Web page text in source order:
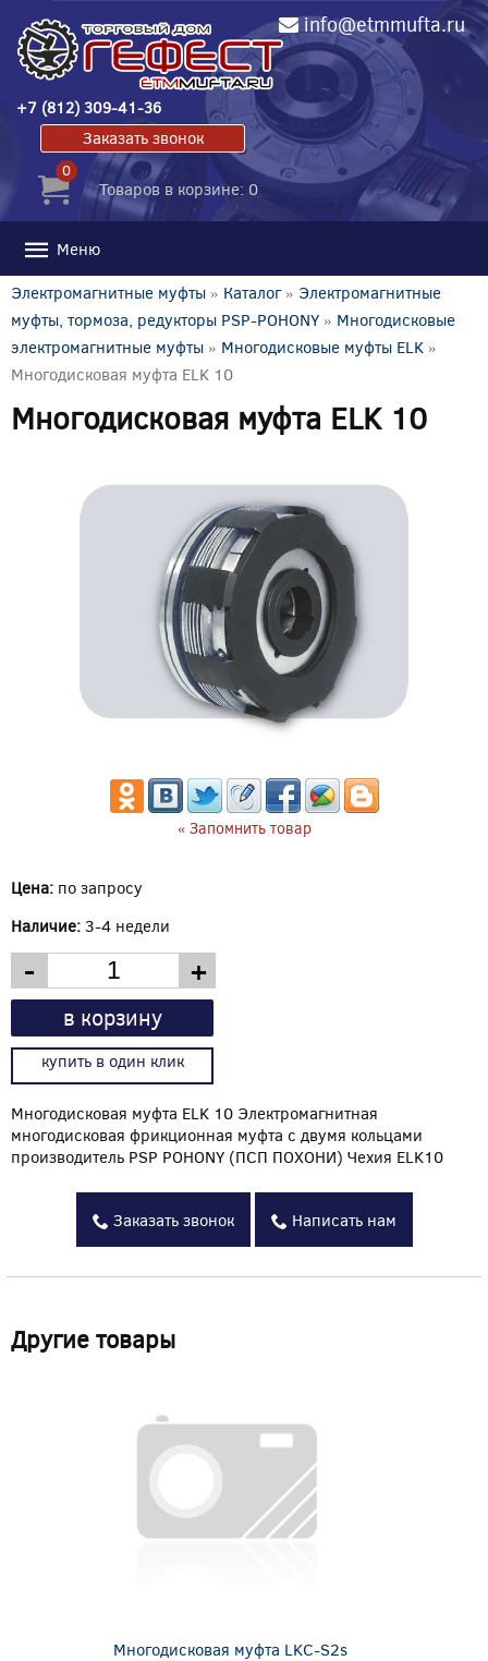
info@etmmufta.ru
+7 (812) 309-41-36
Заказать звонок
0
Товаров в корзине: 0
Меню
Электромагнитные муфты » Каталог» Электромагнитные
муфты, тормоза, редукторы PSP-POHONY » Многодисковые
электромагнитные муфты » Многодисковые муфты ELK »
Многодисковая муфта ELK 10
Многодисковая муфта ELK 10
« Запомнить товар
Цена: по запросу
Наличие: 3-4 недели
- +
в корзину
купить в один клик
Многодисковая муфта ELK 10 Электромагнитная
многодисковая фрикционная муфта с двумя кольцами
производитель PSP POHONY (ПСП ПОХОНИ) Чехия ELK10
Заказать звонок Написать нам
Другие товары
Многодисковая муфта LKC-S2s